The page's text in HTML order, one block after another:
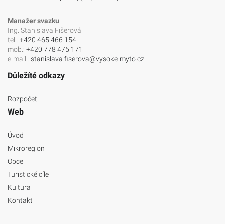
Manažer svazku
Ing. Stanislava Fišerová
tel.: +420 465 466 154
mob.: +420 778 475 171
e-mail.: stanislava.fiserova@vysoke-myto.cz
Důležíté odkazy
Rozpočet
Web
Úvod
Mikroregion
Obce
Turistické cíle
Kultura
Kontakt